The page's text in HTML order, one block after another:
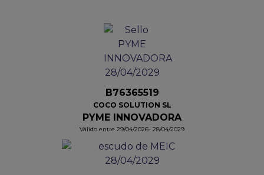
B76365519
COCO SOLUTION SL
PYME INNOVADORA
Válido entre 29/04/2026- 28/04/2029